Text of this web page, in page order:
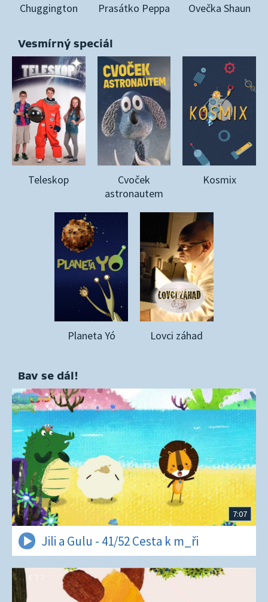
Chuggington Prasátko Peppa Ovečka Shaun
Vesmírný speciál
Teleskop
Cvoček
astronautem
Kosmix
Planeta Yó Lovci záhad
Bav se dál!
7:07
Jili a Gulu - 41/52 Cesta k m_ři